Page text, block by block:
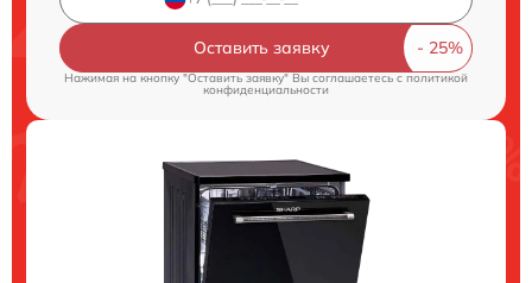
Оставить заявку
Нажимая на кнопку "Оставить заявку" Вы соглашаетесь cполитикой
конфиденциальности